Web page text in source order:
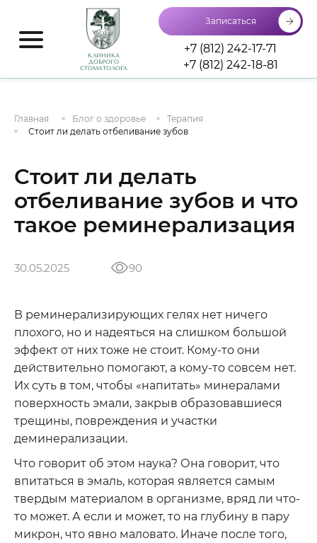
КЛИНИКА
ДОБРОГО
СТОМАТОЛОГА
Записаться
+7 (812) 242-17-71
+7 (812) 242-18-81
Главная Блог о здоровье
Терапия
Стоит ли делать отбеливание зубов
Стоит ли делать
отбеливание зубов и что
такое реминерализация
30.05.2025 90
В реминерализирующих гелях нет ничего
плохого, но и надеяться на слишком большой
эффект от них тоже не стоит. Кому-то они
действительно помогают, а кому-то совсем нет.
Их суть в том, чтобы «напитать» минералами
поверхность эмали, закрыв образовавшиеся
трещины, повреждения и участки
деминерализации.
Что говорит об этом наука? Она говорит, что
впитаться в эмаль, которая является самым
твердым материалом в организме, вряд ли что-
то может. А если и может, то на глубину в пару
микрон, что явно маловато. Иначе после того,